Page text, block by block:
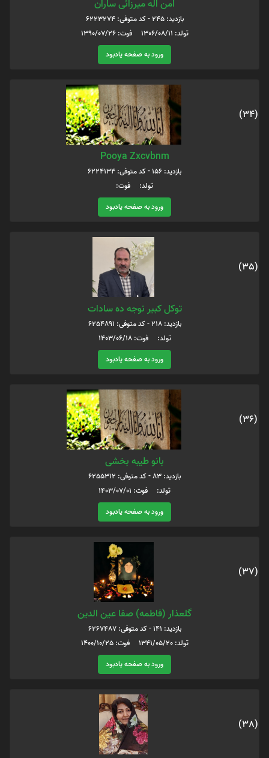
امن اله میرزائی ساران
بازدید: 245 - کد متوفی: 6223274
تولد: 1306/08/11 فوت: 1390/07/26
ورود به صفحه یادبود
(34)
Pooya Zxcvbnm
بازدید: 156 - کد متوفی: 6224134
تولد: فوت:
ورود به صفحه یادبود
(35)
توکل کبیر نوجه ده سادات
بازدید: 218 - کد متوفی: 6254891
تولد: فوت: 1403/06/18
ورود به صفحه یادبود
(36)
بانو طیبه بخشی
بازدید: 83 - کد متوفی: 6255312
تولد: فوت: 1403/07/01
ورود به صفحه یادبود
(37)
گلعذار (فاطمه) صفا عین الدین
بازدید: 141 - کد متوفی: 6267487
تولد: 1341/05/20 فوت: 1400/10/25
ورود به صفحه یادبود
(38)